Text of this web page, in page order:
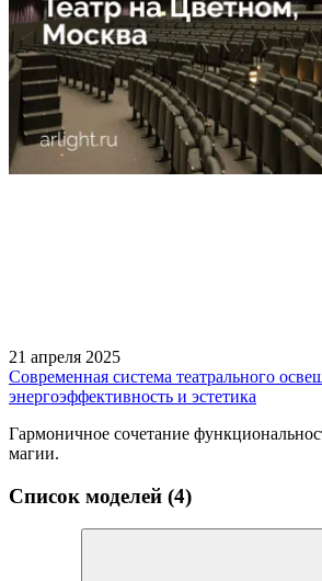
21 апреля 2025
Современная система театрального
энергоэффективность и эстетика
Гармоничное сочетание
магии.
Список моделей (4)